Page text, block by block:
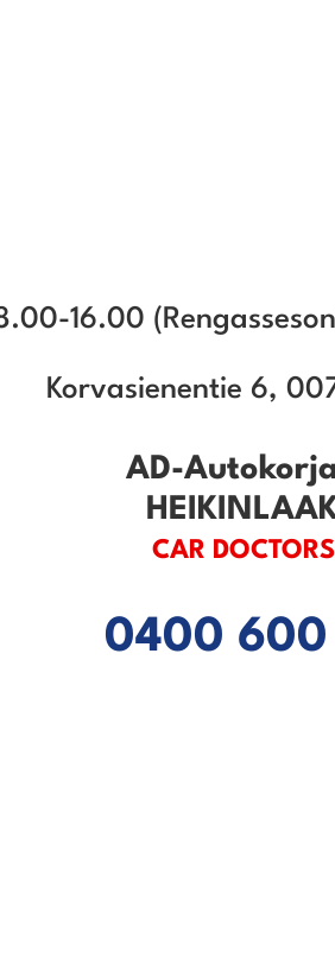
16.00
Korvasienentie 6,
AD-
CAR
0400